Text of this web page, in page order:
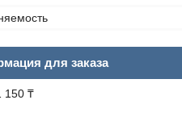
для заказа
150 ₸